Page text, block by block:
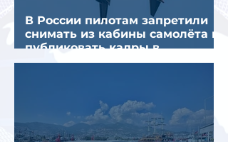
В России пилотам запретили
снимать из кабины самолёта и
публиковать кадры в
интернете